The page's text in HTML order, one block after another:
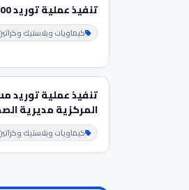
تنفيذ عملية توريد 1500 طن فلسبار محلي
كيماويات وبلاستيك
تنفيذ عملية توريد
المركزية مديرية
كيماويات وبلاستيك